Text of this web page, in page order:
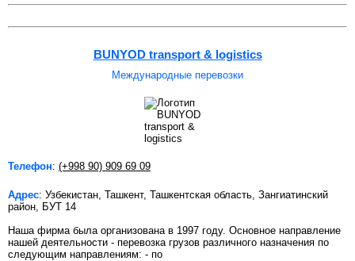
BUNYOD transport & logistics
Международные перевозки
Телефон: (+998 90) 909 69 09
Адрес: Узбекистан, Ташкент, Ташкентская область, Зангиатинский
район, БУТ 14
Наша фирма была организована в 1997 году. Основное направление
нашей деятельности - перевозка грузов различного назначения по
следующим направлениям: - по